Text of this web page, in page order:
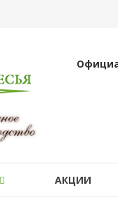
АКЦИИ